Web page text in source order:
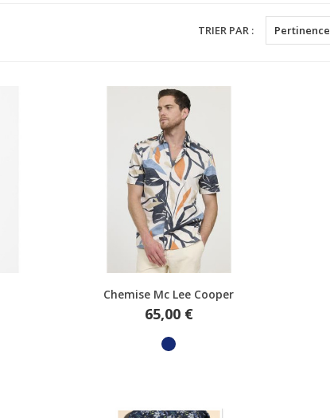
TRIER PAR : Pertinence
Aperçu rapide
Chemise Mc Lee Cooper
Prix
65,00 €
Marine